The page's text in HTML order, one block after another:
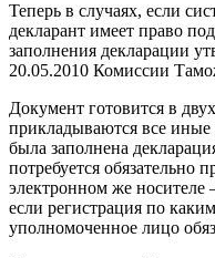
Теперь в случаях, если
декларант имеет право
заполнения декларации
20.05.2010 Комиссии
Документ готовится в
прикладываются все
была заполнена
потребуется обязательно
электронном же носителе
если регистрация по
уполномоченное лицо